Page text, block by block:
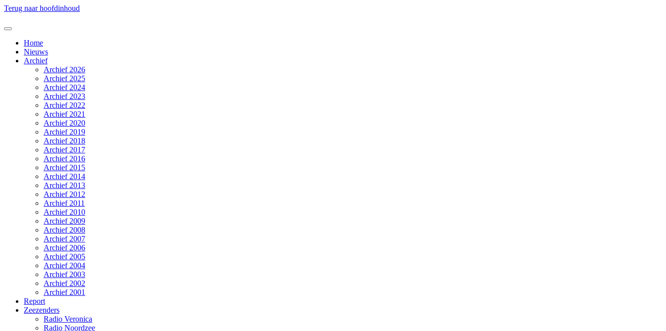
Terug naar hoofdinhoud
Home
Nieuws
Archief
Archief 2026
Archief 2025
Archief 2024
Archief 2023
Archief 2022
Archief 2021
Archief 2020
Archief 2019
Archief 2018
Archief 2017
Archief 2016
Archief 2015
Archief 2014
Archief 2013
Archief 2012
Archief 2011
Archief 2010
Archief 2009
Archief 2008
Archief 2007
Archief 2006
Archief 2005
Archief 2004
Archief 2003
Archief 2002
Archief 2001
Report
Zeezenders
Radio Veronica
Radio Noordzee